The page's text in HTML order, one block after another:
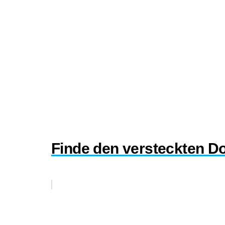
Finde den versteckten